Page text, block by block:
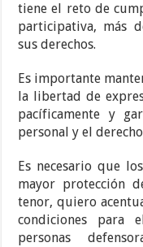
tiene el reto de
participativa, más
sus derechos.
Es importante
la libertad de
pacíficamente y
personal y el
Es necesario que
mayor protección
tenor, quiero
condiciones para
personas